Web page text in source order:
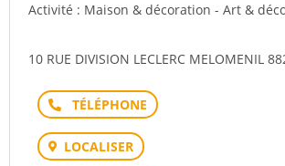
Activité : Maison & décoration - Art &
10 RUE DIVISION LECLERC MELOMENIL
Téléphone
LOCALISER